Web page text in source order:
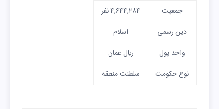
جمعیت
۴,۶۴۴,۳۸۴ نفر
دین رسمی
اسلام
واحد پول
ریال عمان
نوع حکومت
سلطنت منطقه